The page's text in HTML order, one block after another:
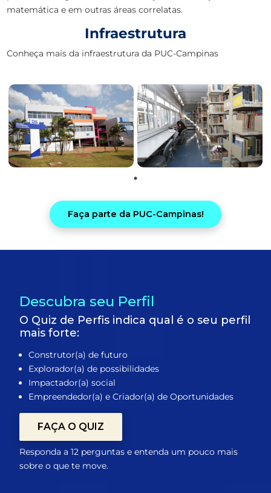
matemática e em outras áreas correlatas.
Infraestrutura
Conheça mais da infraestrutura da PUC-Campinas
Faça parte da PUC-Campinas!
Descubra seu Perfil
O Quiz de Perfis indica qual é o seu perfil
mais forte:
Construtor(a) de futuro
Explorador(a) de possibilidades
Impactador(a) social
Empreendedor(a) e Criador(a) de Oportunidades
FAÇA O QUIZ
Responda a 12 perguntas e entenda um pouco mais
sobre o que te move.